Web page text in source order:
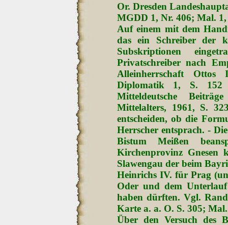
Or. Dresden
MGDD 1, Nr. 406; Mal.
Auf einem mit dem
das ein Schreiber der
Subskriptionen
Privatschreiber nach
Alleinherrschaft
Diplomatik 1, S. 152
Mitteldeutsche
Mittelalters, 1961, S.
entscheiden, ob die
Herrscher entsprach. -
Bistum Meißen
Kirchenprovinz Gnesen
Slawengau der beim
Heinrichs IV. für Prag
Oder und dem
haben dürften. Vgl.
Karte a. a. O. S. 305;
Über den Versuch des